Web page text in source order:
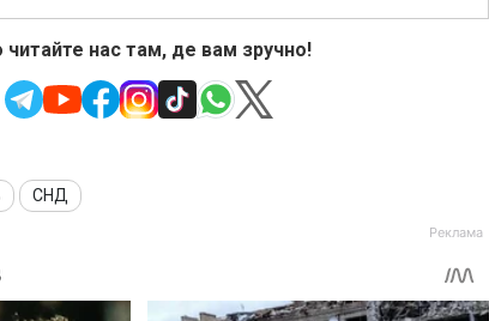
читайте нас там, де вам зручно!
СНД